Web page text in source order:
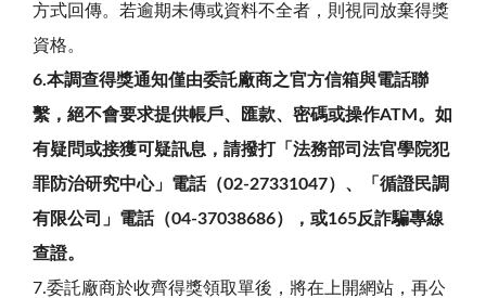
方式回傳。若逾期未傳或資料不全者，則視同放棄得獎
資格。
6.本調查得獎通知僅由委託廠商之官方信箱與電話聯
繫，絕不會要求提供帳戶、匯款、密碼或操作ATM。如
有疑問或接獲可疑訊息，請撥打「法務部司法官學院犯
罪防治研究中心」電話（02-27331047）、「循證民調
有限公司」電話（04-37038686），或165反詐騙專線
查證。
7.委託廠商於收齊得獎領取單後，將在上開網站，再公